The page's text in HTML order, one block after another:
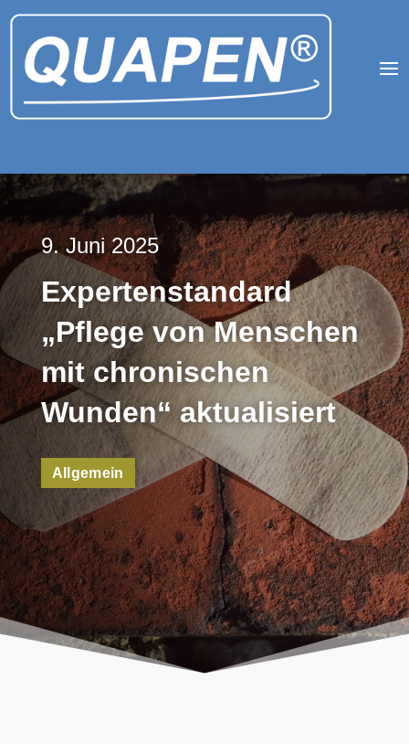
9. Juni 2025
Expertenstandard
„Pflege von Menschen
mit chronischen
Wunden“ aktualisiert
Allgemein